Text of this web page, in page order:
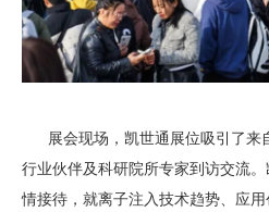
展会现场，凯世通展位吸引了来
行业伙伴及科研院所专家到访交流
情接待，就离子注入技术趋势、应